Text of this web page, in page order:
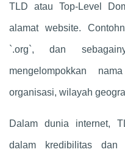
TLD atau Top-Level
alamat website.
`.org`, dan
mengelompokkan
organisasi, wilayah
Dalam dunia internet,
dalam kredibilitas dan